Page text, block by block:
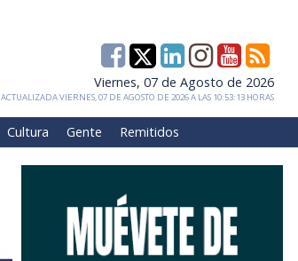
Viernes, 07 de Agosto de 2026
ACTUALIZADA VIERNES, 07 DE AGOSTO DE 2026 A LAS 10:53:13 HORAS
Cultura Gente Remitidos